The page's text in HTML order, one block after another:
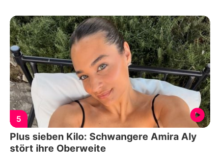
5
Plus sieben Kilo: Schwangere Amira Aly
stört ihre Oberweite